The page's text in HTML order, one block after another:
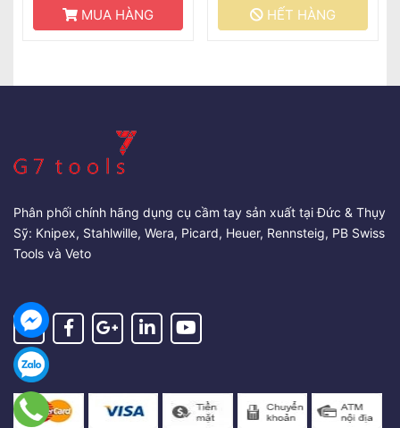
MUA HÀNG HẾT HÀNG
Phân phối chính hãng dụng cụ cầm tay sản xuất tại Đức & Thụy
Sỹ: Knipex, Stahlwille, Wera, Picard, Heuer, Rennsteig, PB Swiss
Tools và Veto